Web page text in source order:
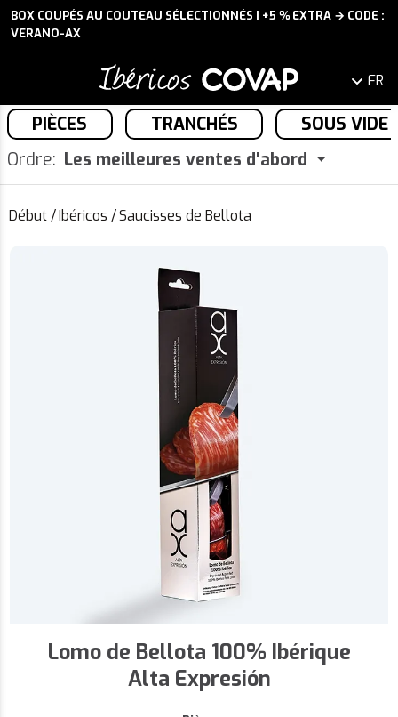
BOX COUPÉS AU COUTEAU SÉLECTIONNÉS | +5 % EXTRA → CODE :
VERANO-AX
FR
PIÈCES TRANCHÉS
SOUS VIDE
Ordre: Les meilleures ventes d'abord
Début/Ibéricos /Saucisses de Bellota
Lomo de Bellota 100% Ibérique
Alta Expresión